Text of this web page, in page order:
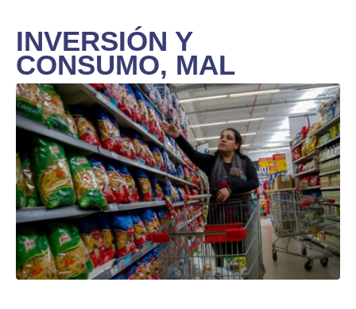
INVERSIÓN Y
CONSUMO, MAL